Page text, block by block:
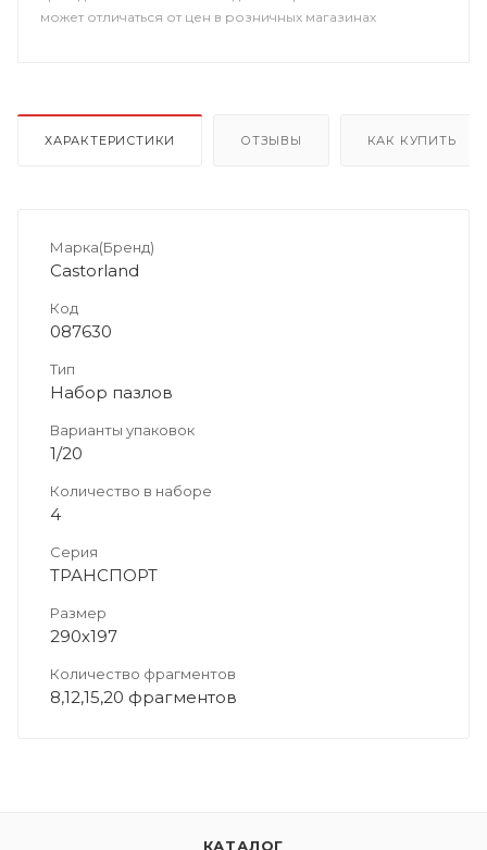
может отличаться от цен в розничных магазинах
ХАРАКТЕРИСТИКИ ОТЗЫВЫ КАК КУПИТЬ
Марка(Бренд)
Castorland
Код
087630
Тип
Набор пазлов
Варианты упаковок
1/20
Количество в наборе
4
Серия
ТРАНСПОРТ
Размер
290х197
Количество фрагментов
8,12,15,20 фрагментов
КАТАЛОГ